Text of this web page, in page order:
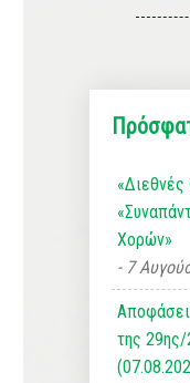
Χορών»
7
της 29ης/